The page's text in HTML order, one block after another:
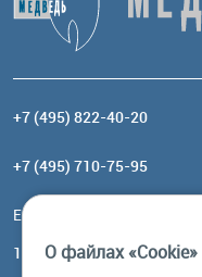
+7 (495) 822-40-20
+7 (495) 710-75-95
Email:
117485, Москва, ул.
О файлах